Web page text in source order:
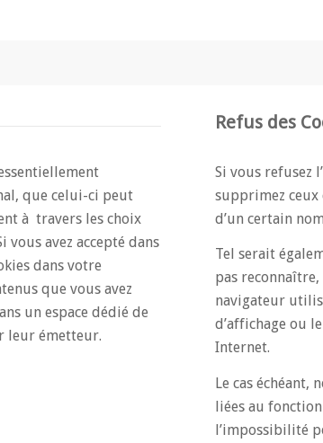
que celui-ci peut
à travers les choix
avez accepté dans
dans votre
que vous avez
un espace dédié de
leur émetteur.
Refus des
Si vous refusez
supprimez
d’un certain
Tel serait
pas
navigateur
d’affichage ou
Internet.
Le cas échéant,
liées au
l’impossibilité